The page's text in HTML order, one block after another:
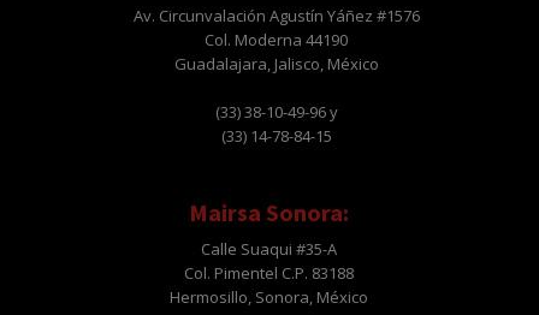
Av. Circunvalación Agustín Yáñez #1576
Col. Moderna 44190
Guadalajara, Jalisco, México
(33) 38-10-49-96 y
(33) 14-78-84-15
Mairsa Sonora:
Calle Suaqui #35-A
Col. Pimentel C.P. 83188
Hermosillo, Sonora, México